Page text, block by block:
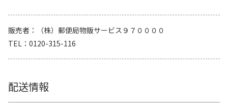
販売者
（株）郵便局物販サービス９７００００
TEL
0120-315-116
配送情報